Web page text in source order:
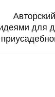
для